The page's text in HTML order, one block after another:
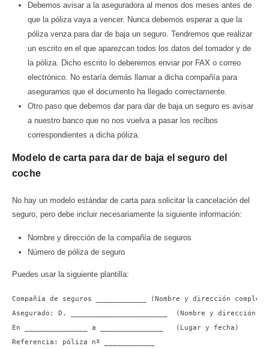
Debemos avisar a la aseguradora al menos dos meses antes de
que la póliza vaya a vencer. Nunca debemos esperar a que la
póliza venza para dar de baja un seguro. Tendremos que realizar
un escrito en el que aparezcan todos los datos del tomador y de
la póliza. Dicho escrito lo deberemos enviar por FAX o correo
electrónico. No estaría demás llamar a dicha compañía para
asegurarnos que el documento ha llegado correctamente.
Otro paso que debemos dar para dar de baja un seguro es avisar
a nuestro banco que no nos vuelva a pasar los recibos
correspondientes a dicha póliza.
Modelo de carta para dar de baja el seguro del
coche
No hay un modelo estándar de carta para solicitar la cancelación del
seguro, pero debe incluir necesariamente la siguiente información:
Nombre y dirección de la compañía de seguros
Número de póliza de seguro
Puedes usar la siguiente plantilla:
Compañía de seguros ____________ (Nombre y dirección
Asegurado: D. _______________________  (Nombre y dirección
En _______________ a _______________   (Lugar y fecha)
Referencia: póliza nº ____________